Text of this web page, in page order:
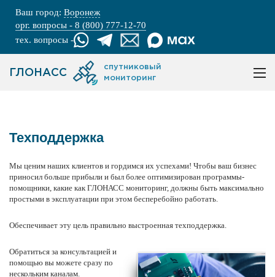
Ваш город: Воронеж
орг. вопросы - 8 (800) 777-12-70
тех. вопросы -
ГЛОНАСС
спутниковый
мониторинг
Техподдержка
Мы ценим наших клиентов и гордимся их успехами! Чтобы ваш бизнес
приносил больше прибыли и был более оптимизирован программы-
помощники, какие как ГЛОНАСС мониторинг, должны быть максимально
простыми в эксплуатации при этом бесперебойно работать.
Обеспечивает эту цель правильно выстроенная техподдержка.
Обратиться за консультацией и
помощью вы можете сразу по
нескольким каналам.